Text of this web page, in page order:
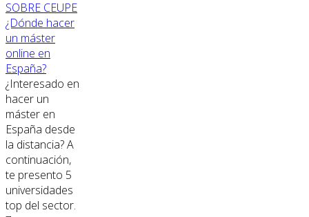
SOBRE CEUPE
¿Dónde hacer
un máster
online en
España?
¿Interesado en
hacer un
máster en
España desde
la distancia? A
continuación,
te presento 5
universidades
top del sector.